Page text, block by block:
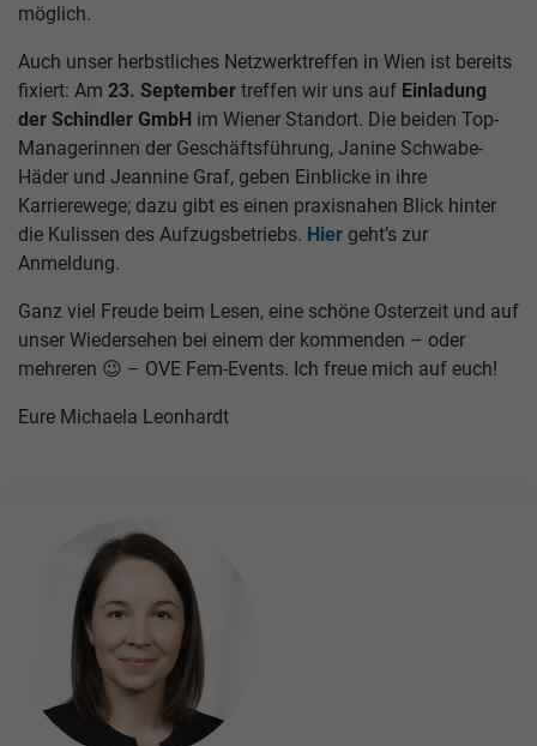
möglich.
Auch unser herbstliches Netzwerktreffen in Wien ist bereits
fixiert: Am 23. September treffen wir uns auf Einladung
der Schindler GmbH im Wiener Standort. Die beiden Top-
Managerinnen der Geschäftsführung, Janine Schwabe-
Häder und Jeannine Graf, geben Einblicke in ihre
Karrierewege; dazu gibt es einen praxisnahen Blick hinter
die Kulissen des Aufzugsbetriebs. Hier geht’s zur
Anmeldung.
Ganz viel Freude beim Lesen, eine schöne Osterzeit und auf
unser Wiedersehen bei einem der kommenden – oder
mehreren 😉 – OVE Fem-Events. Ich freue mich auf euch!
Eure Michaela Leonhardt